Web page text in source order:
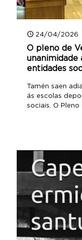
24/04/2026
O pleno de
unanimidade
entidades
Tamén saen
ás escolas
sociais. O